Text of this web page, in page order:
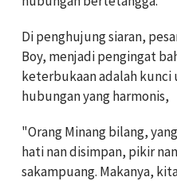
Di penghujung siaran,
Boy, menjadi pengingat
keterbukaan adalah kunci
hubungan yang harmonis,
"Orang Minang bilang,
hati nan disimpan, pikir
sakampuang. Makanya,